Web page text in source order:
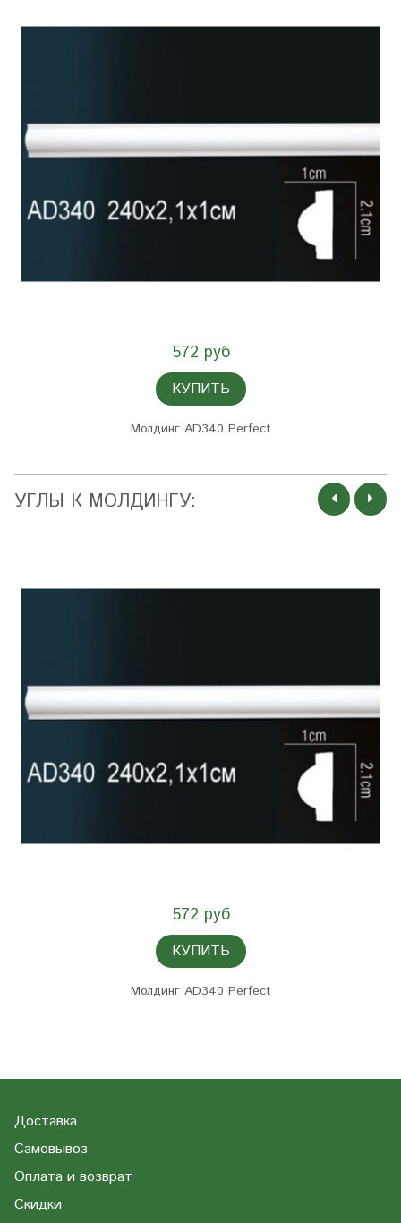
572 руб
КУПИТЬ
Молдинг AD340 Perfect
УГЛЫ К МОЛДИНГУ:
572 руб
КУПИТЬ
Молдинг AD340 Perfect
Доставка
Самовывоз
Оплата и возврат
Скидки